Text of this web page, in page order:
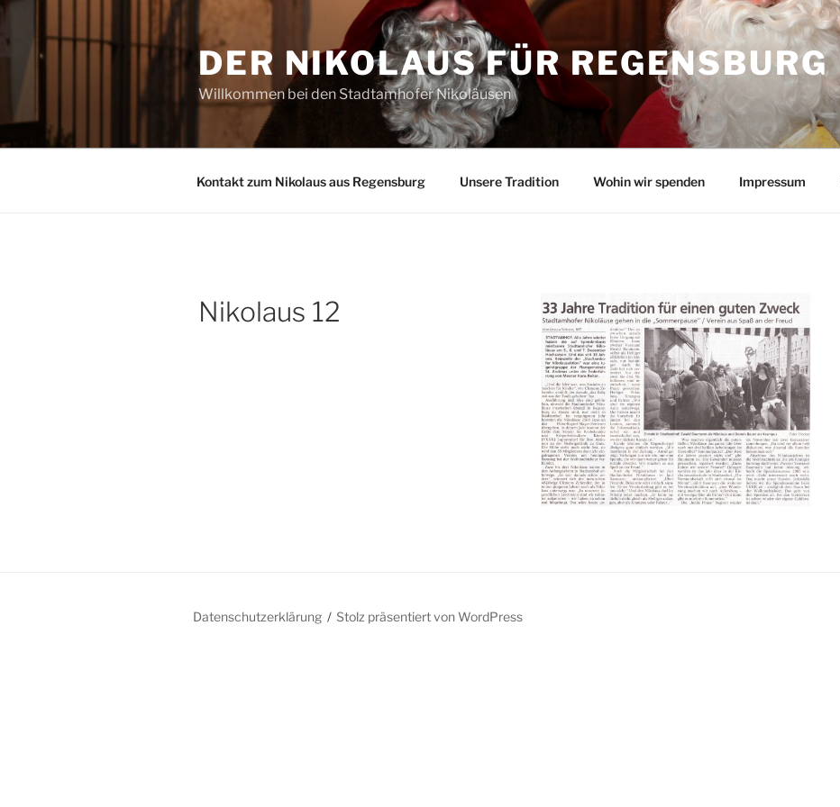
Zum
springen
DER NIKOLAUS FÜR REGENSBURG
Willkommen bei den Stadtamhofer Nikoläusen
Kontakt zum Nikolaus aus Regensburg Unsere Tradition Wohin wir spenden Impressum
Nikolaus 12
Datenschutzerklärung Stolz präsentiert von WordPress